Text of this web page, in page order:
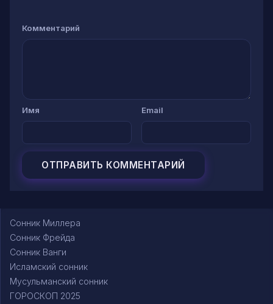
Комментарий
Имя Email
Сонник Миллера
Сонник Фрейда
Сонник Ванги
Исламский сонник
Мусульманский сонник
ГОРОСКОП 2025